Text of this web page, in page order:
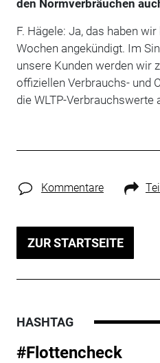
den Normverbräuchen
F. Hägele: Ja, das haben
Wochen angekündigt. Im
unsere Kunden werden wir
offiziellen Verbrauchs- und
die WLTP-Verbrauchswerte
Kommentare
ZUR STARTSEITE
HASHTAG
#Flottencheck